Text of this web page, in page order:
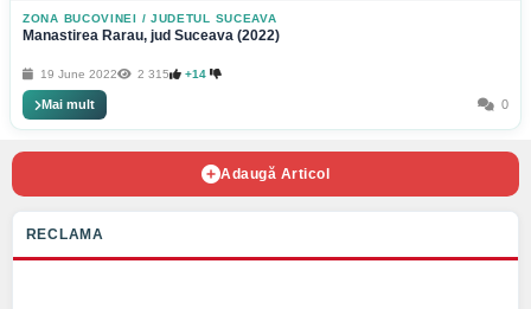
ZONA BUCOVINEI / JUDETUL SUCEAVA
Manastirea Rarau, jud Suceava (2022)
19 June 2022 2 315 +14
Mai mult 0
Adaugă Articol
RECLAMA